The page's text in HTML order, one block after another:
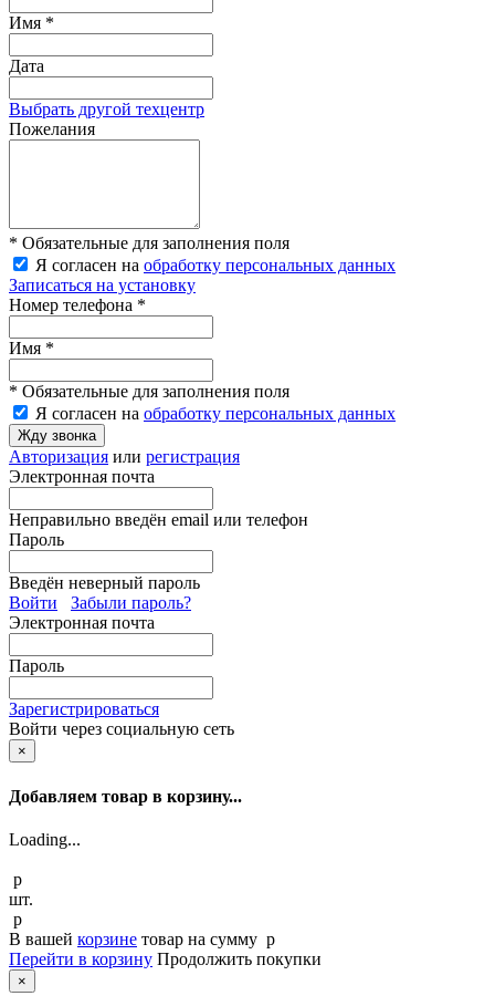
Имя *
Дата
Выбрать другой техцентр
Пожелания
* Обязательные для заполнения поля
Я согласен на обработку персональных данных
Записаться на установку
Номер телефона *
Имя *
* Обязательные для заполнения поля
Я согласен на обработку персональных данных
Жду звонка
Авторизация или регистрация
Электронная почта
Неправильно введён email или телефон
Пароль
Введён неверный пароль
Войти
Забыли пароль?
Электронная почта
Пароль
Зарегистрироваться
Войти через социальную сеть
×
Добавляем товар в корзину...
Loading...
p
шт.
p
В вашей корзине товар на сумму p
Перейти в корзину Продолжить покупки
×